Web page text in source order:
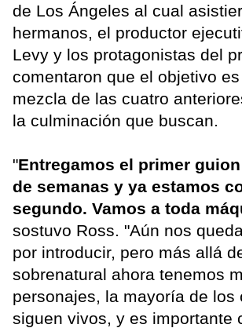
de Los Ángeles al cual
hermanos, el productor
Levy y los protagonistas del
comentaron que el objetivo
mezcla de las cuatro
la culminación que buscan.
"Entregamos el primer
de semanas y ya estamos
segundo. Vamos a toda
sostuvo Ross. "Aún nos
por introducir, pero más allá
sobrenatural ahora tenemos
personajes, la mayoría de los
siguen vivos, y es importante